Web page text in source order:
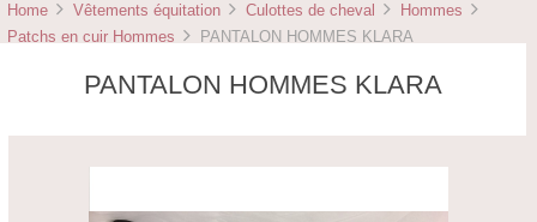
Home Vêtements équitation Culottes de cheval
Hommes
Patchs en cuir Hommes
PANTALON HOMMES KLARA
PANTALON HOMMES KLARA